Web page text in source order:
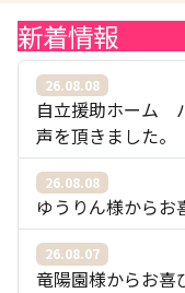
新着情報
26.08.08
自立援助ホーム
声を頂きました。
26.08.08
ゆうりん様からお
26.08.07
竜陽園様からお喜